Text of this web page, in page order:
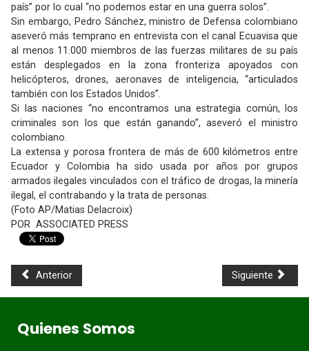
país” por lo cual “no podemos estar en una guerra solos”.
Sin embargo, Pedro Sánchez, ministro de Defensa colombiano
aseveró más temprano en entrevista con el canal Ecuavisa que
al menos 11.000 miembros de las fuerzas militares de su país
están desplegados en la zona fronteriza apoyados con
helicópteros, drones, aeronaves de inteligencia, “articulados
también con los Estados Unidos”.
Si las naciones “no encontramos una estrategia común, los
criminales son los que están ganando”, aseveró el ministro
colombiano.
La extensa y porosa frontera de más de 600 kilómetros entre
Ecuador y Colombia ha sido usada por años por grupos
armados ilegales vinculados con el tráfico de drogas, la minería
ilegal, el contrabando y la trata de personas.
(Foto AP/Matias Delacroix)
POR ASSOCIATED PRESS
Anterior Siguiente
Quienes Somos